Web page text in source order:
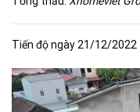
Tiến độ ngày 21/12/2022